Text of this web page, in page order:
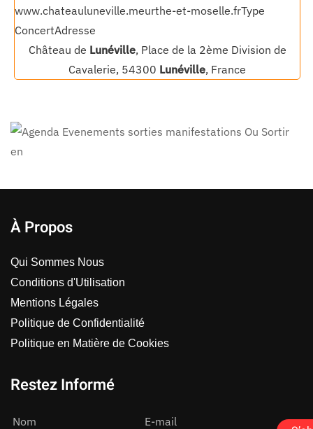
www.chateauluneville.meurthe-et-moselle.frType
ConcertAdresse
Château de Lunéville, Place de la 2ème Division de
Cavalerie, 54300 Lunéville, France
À Propos
Qui Sommes Nous
Conditions d'Utilisation
Mentions Légales
Politique de Confidentialité
Politique en Matière de Cookies
Restez Informé
Nom E-mail